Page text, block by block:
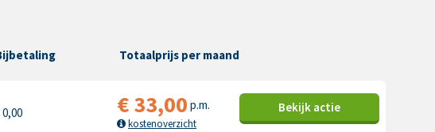
Totaalprijs per maand
0,00 €33,00 p.m.
kostenoverzicht
Bekijk actie